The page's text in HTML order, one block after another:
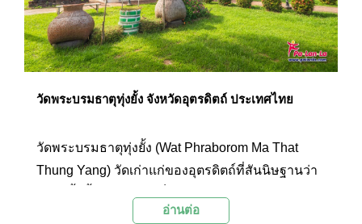
วัดพระบรมธาตุทุ่งยั้ง จังหวัดอุตรดิตถ์ ประเทศไทย
วัดพระบรมธาตุทุ่งยั้ง (Wat Phraborom Ma That
Thung Yang) วัดเก่าแก่ของอุตรดิตถ์ที่สันนิษฐานว่า
ครองเมืองสุโขทัย ภายในวัดเป็นที่ประดิษฐานเจดีย์
อ่านต่อ